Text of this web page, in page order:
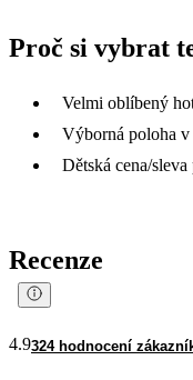
Proč si vybrat
Velmi oblíbený
Výborná poloha
Dětská cena/
Recenze
4.9324 hodnocení